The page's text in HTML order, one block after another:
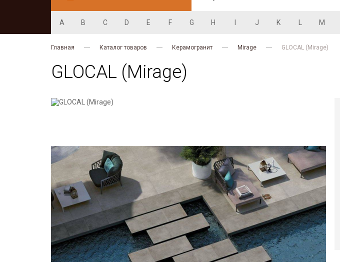
A B C D E F G H J K M
Главная Каталог товаров Керамогранит Mirage GLOCAL (Mirage)
GLOCAL (Mirage)